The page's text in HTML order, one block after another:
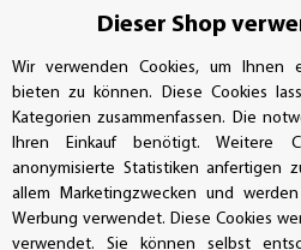
Schlagwörter:
transparente Aufkleber, silberne
beständige Sticker, Haftfolie neon,
neonfarbene Haftfolie,
quadratisch, rechteckig, oval. Din
Dieser Shop
Wir verwenden Cookies, um Ihnen
bieten zu können. Diese Cookies
Kategorien zusammenfassen. Die
Ihren Einkauf benötigt. Weitere
anonymisierte Statistiken anfertigen
allem Marketingzwecken und
Werbung verwendet. Diese Cookies
verwendet. Sie können selbst